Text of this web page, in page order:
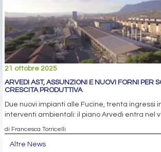
21 ottobre 2025
ARVEDI AST, ASSUNZIONI E NUOVI FORNI PER
CRESCITA PRODUTTIVA
Due nuovi impianti alle Fucine, trenta ingressi
interventi ambientali: il piano Arvedi entra nel
di Francesca Torricelli
Altre News